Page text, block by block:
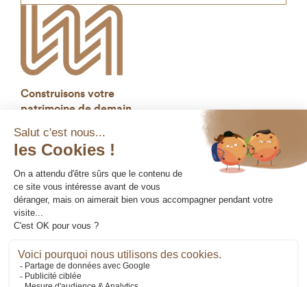
Construisons votre
patrimoine de demain
Gestion des cookies
Données personnelles